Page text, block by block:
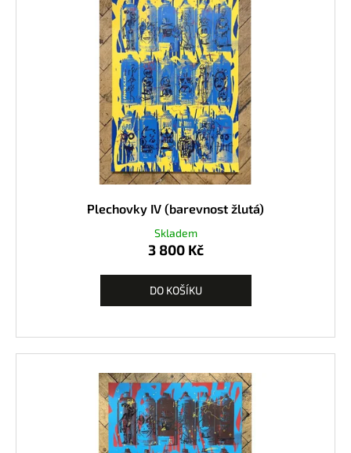
Plechovky IV (barevnost žlutá)
Skladem
3 800 Kč
DO KOŠÍKU